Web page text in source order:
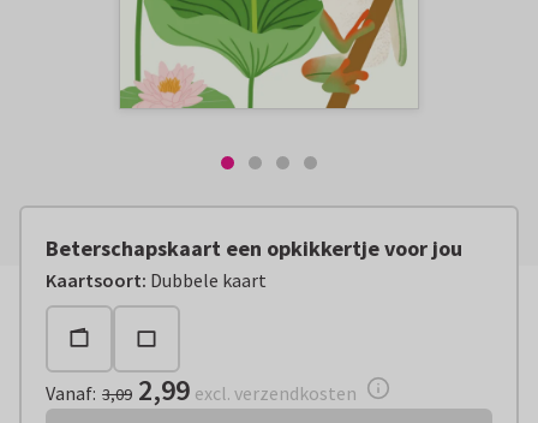
Beterschapskaart een opkikkertje voor jou
Kaartsoort: Dubbele kaart
Vanaf: € 2,99 excl. verzendkosten
Vanaf: 3,09 2,99 excl. verzendkosten